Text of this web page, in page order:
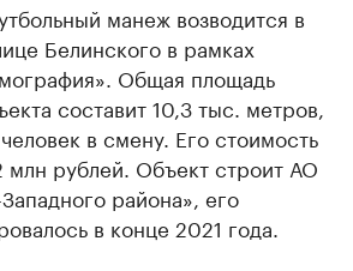
манеж возводится в
Белинского в рамках
Общая площадь
составит 10,3 тыс. метров,
в смену. Его стоимость
млн рублей. Объект строит АО
района», его
в конце 2021 года.